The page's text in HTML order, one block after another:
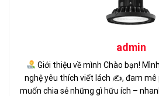
admin
Giới thiệu về mình Chào bạn!
nghệ yêu thích viết lách ✍, đam mê
muốn chia sẻ những gì hữu ích –